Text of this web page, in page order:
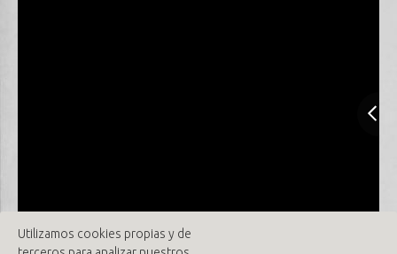
Utilizamos cookies propias y de